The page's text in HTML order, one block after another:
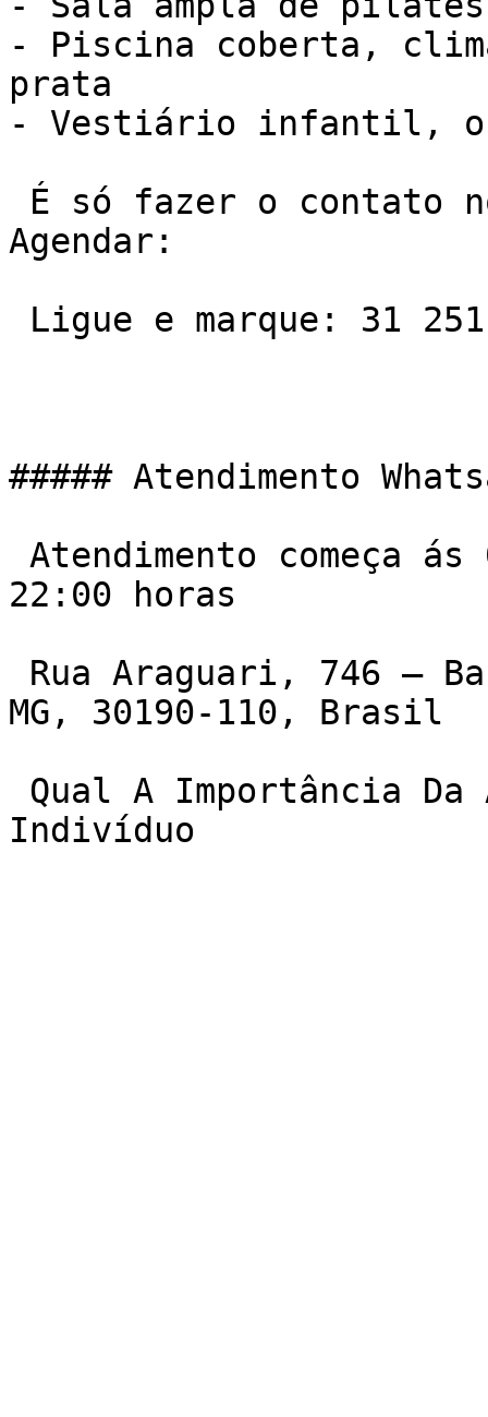
- Piscina coberta,
prata
- Vestiário infantil, o
Agendar:
##### Atendimento
22:00 horas
MG, 30190-110, Brasil
Indivíduo